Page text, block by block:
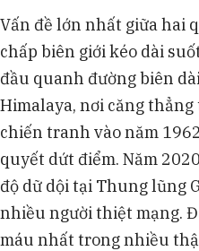
Vấn đề lớn nhất giữa hai
chấp biên giới kéo dài
đầu quanh đường biên
Himalaya, nơi căng
chiến tranh vào năm
quyết dứt điểm. Năm
độ dữ dội tại Thung lũng
nhiều người thiệt mạng.
máu nhất trong nhiều